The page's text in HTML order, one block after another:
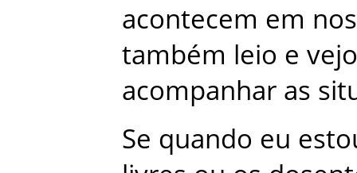
acontecem em
também leio e vejo
acompanhar as
Se quando eu